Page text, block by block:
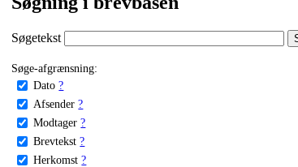
Søgetekst
Søge-afgrænsning:
Dato ?
Afsender ?
Modtager ?
Brevtekst ?
Herkomst ?